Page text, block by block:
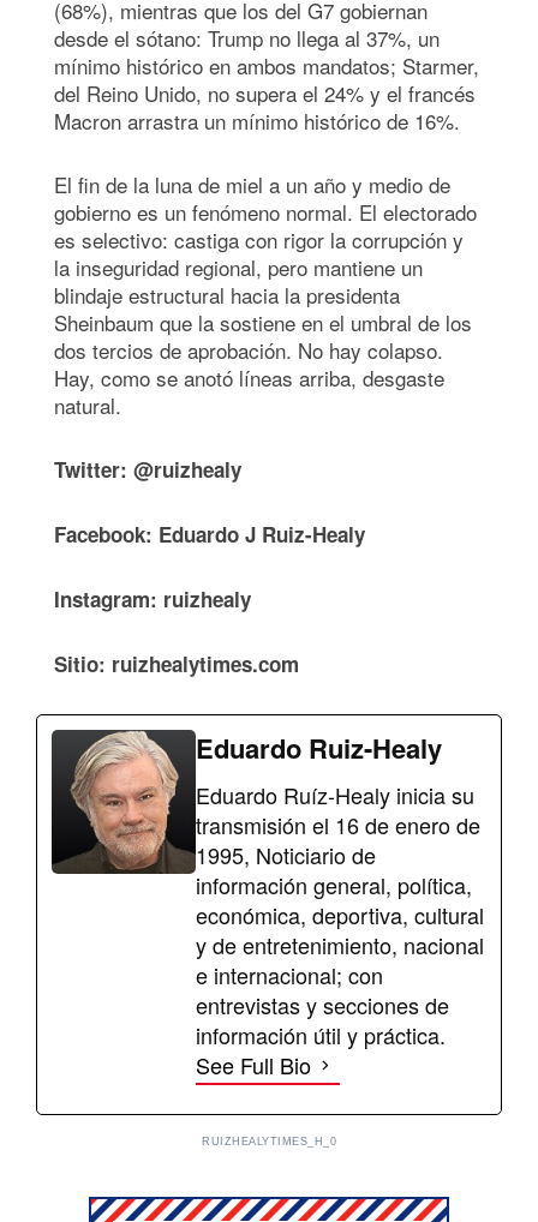
(68%), mientras que los del G7 gobiernan
desde el sótano: Trump no llega al 37%, un
mínimo histórico en ambos mandatos; Starmer,
del Reino Unido, no supera el 24% y el francés
Macron arrastra un mínimo histórico de 16%.
El fin de la luna de miel a un año y medio de
gobierno es un fenómeno normal. El electorado
es selectivo: castiga con rigor la corrupción y
la inseguridad regional, pero mantiene un
blindaje estructural hacia la presidenta
Sheinbaum que la sostiene en el umbral de los
dos tercios de aprobación. No hay colapso.
Hay, como se anotó líneas arriba, desgaste
natural.
Twitter: @ruizhealy
Facebook: Eduardo J Ruiz-Healy
Instagram: ruizhealy
Sitio: ruizhealytimes.com
Eduardo Ruiz-Healy
Eduardo Ruíz-Healy inicia su
transmisión el 16 de enero de
1995, Noticiario de
información general, política,
económica, deportiva, cultural
y de entretenimiento, nacional
e internacional; con
entrevistas y secciones de
información útil y práctica.
See Full Bio
RUIZHEALYTIMES_H_0